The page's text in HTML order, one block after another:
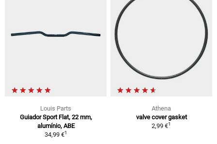
Louis Parts
Guiador Sport Flat, 22 mm,
alumínio, ABE
34,99 €1
Athena
valve cover gasket
2,99 €1